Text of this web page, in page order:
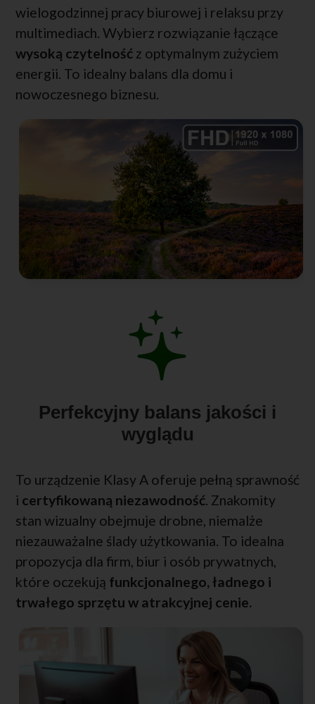
wielogodzinnej pracy biurowej i relaksu przy
multimediach. Wybierz rozwiązanie łączące
wysoką czytelność z optymalnym zużyciem
energii. To idealny balans dla domu i
nowoczesnego biznesu.
Perfekcyjny balans jakości i
wyglądu
To urządzenie Klasy A oferuje pełną sprawność
i certyfikowaną niezawodność. Znakomity
stan wizualny obejmuje drobne, niemalże
niezauważalne ślady użytkowania. To idealna
propozycja dla firm, biur i osób prywatnych,
które oczekują funkcjonalnego, ładnego i
trwałego sprzętu w atrakcyjnej cenie.